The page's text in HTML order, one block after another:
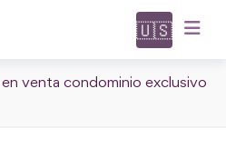
🇺🇸
en venta condominio exclusivo